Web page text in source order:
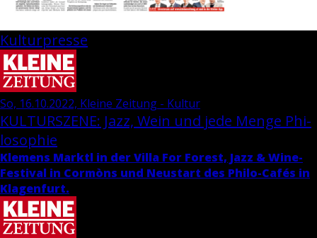
Kulturpresse
So, 16.10.2022, Kleine Zeitung - Kultur
KUL­TUR­SZE­NE: Jazz, Wein und jede Menge Phi­
lo­so­phie
Kle­mens Marktl in der Villa For Fo­rest, Jazz & Wi­ne-
Fes­ti­val in Cormòns und Neu­start des Phi­lo-Cafés in
Kla­gen­furt.